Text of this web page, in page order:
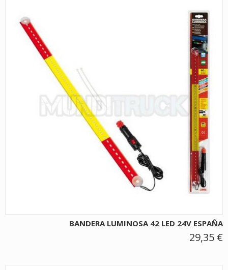
BANDERA LUMINOSA 42 LED 24V ESPAÑA
29,35 €